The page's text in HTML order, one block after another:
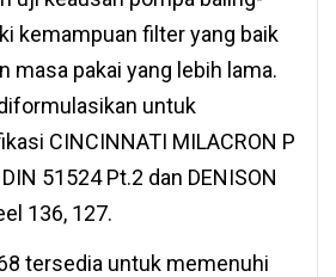
kemampuan filter yang baik
masa pakai yang lebih lama.
untuk
CINCINNATI MILACRON P
51524 Pt.2 dan DENISON
136, 127.
tersedia untuk memenuhi